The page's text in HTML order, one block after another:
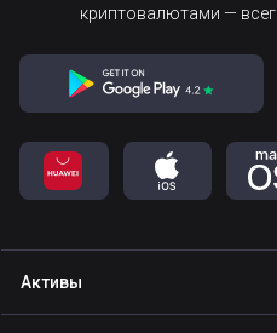
криптовалютами —
Активы